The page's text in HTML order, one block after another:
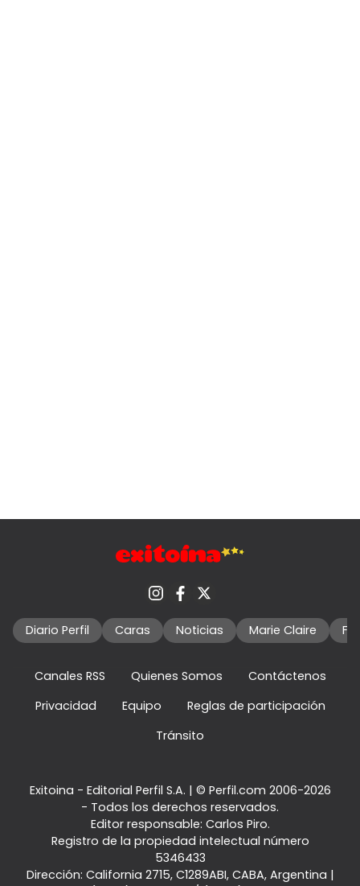
Diario Perfil Caras Noticias Marie Claire
Canales RSS Quienes Somos
Contáctenos
Privacidad
Equipo
Reglas de participación
Tránsito
Exitoina - Editorial Perfil S.A. | © Perfil.com 2006-2026
- Todos los derechos reservados.
Editor responsable: Carlos Piro.
Registro de la propiedad intelectual número
5346433
Dirección: California 2715, C1289ABI, CABA, Argentina |